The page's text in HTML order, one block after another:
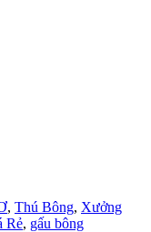
, Thú Bông, Xưởng
Rẻ, gấu bông